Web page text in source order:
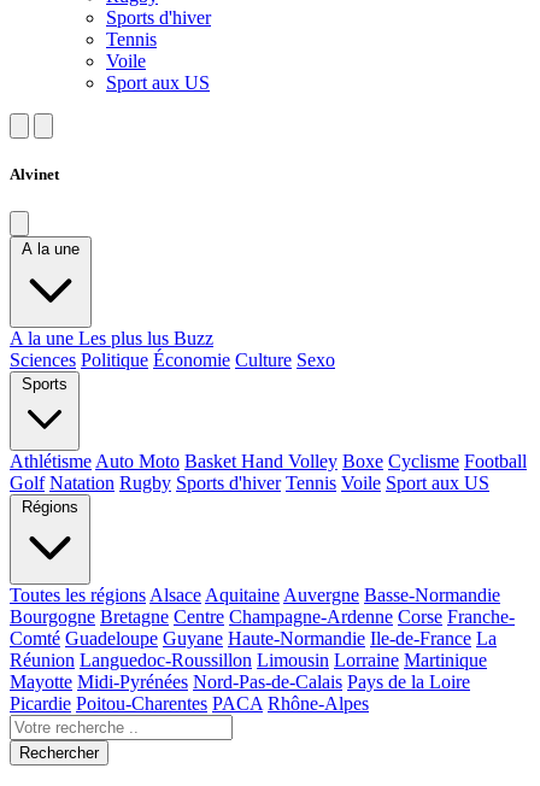
Sports d'hiver
Tennis
Voile
Sport aux US
Alvinet
A la une
A la une Les plus lus Buzz
Sciences Politique Économie Culture Sexo
Sports
Athlétisme Auto Moto Basket Hand Volley Boxe Cyclisme Football
Golf Natation Rugby Sports d'hiver Tennis Voile Sport aux US
Régions
Toutes les régions Alsace Aquitaine Auvergne Basse-Normandie
Bourgogne Bretagne Centre Champagne-Ardenne Corse Franche-
Comté Guadeloupe Guyane Haute-Normandie Ile-de-France La
Réunion Languedoc-Roussillon Limousin Lorraine Martinique
Mayotte Midi-Pyrénées Nord-Pas-de-Calais Pays de la Loire
Picardie Poitou-Charentes PACA Rhône-Alpes
Rechercher